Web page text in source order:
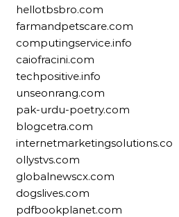
hellotbsbro.com
farmandpetscare.com
computingservice.info
caiofracini.com
techpositive.info
unseonrang.com
pak-urdu-poetry.com
blogcetra.com
internetmarketingsolutions.co
ollystvs.com
globalnewscx.com
dogslives.com
pdfbookplanet.com